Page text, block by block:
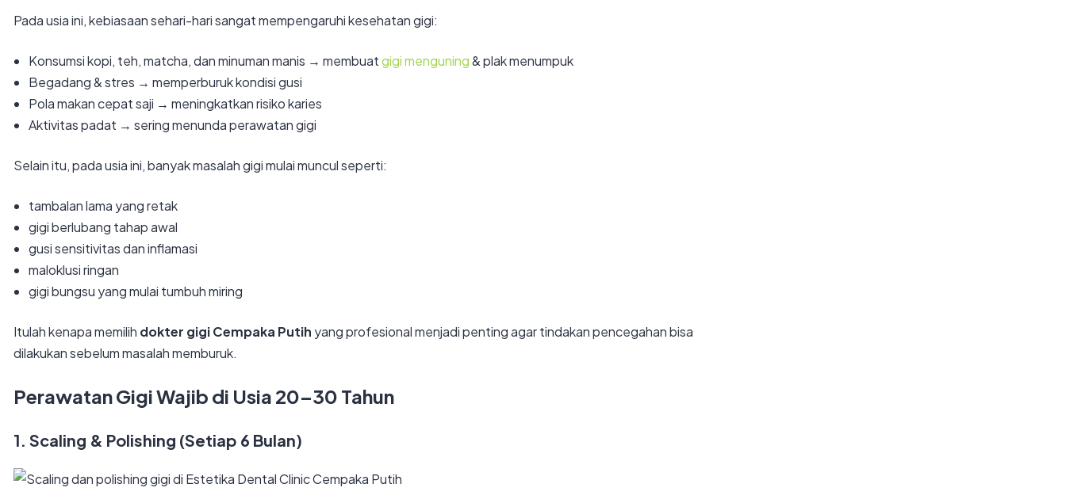
Pada usia ini, kebiasaan sehari-hari sangat mempengaruhi kesehatan gigi:
Konsumsi kopi, teh, matcha, dan minuman manis → membuatgigi menguning& plak menumpuk
Begadang & stres → memperburuk kondisi gusi
Pola makan cepat saji → meningkatkan risiko karies
Aktivitas padat → sering menunda perawatan gigi
Selain itu, pada usia ini, banyak masalah gigi mulai muncul seperti:
tambalan lama yang retak
gigi berlubang tahap awal
gusi sensitivitas dan inflamasi
maloklusi ringan
gigi bungsu yang mulai tumbuh miring
Itulah kenapa memilih dokter gigi Cempaka Putih yang profesional menjadi penting agar tindakan pencegahan bisa
dilakukan sebelum masalah memburuk.
Perawatan Gigi Wajib di Usia 20–30 Tahun
1. Scaling & Polishing (Setiap 6 Bulan)